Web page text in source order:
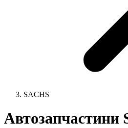
SACHS
Автозапчастини